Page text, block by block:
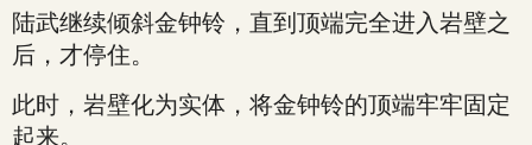
陆武继续倾斜金钟铃，直到顶端完全进入岩壁之
后，才停住。
此时，岩壁化为实体，将金钟铃的顶端牢牢固定
起来。